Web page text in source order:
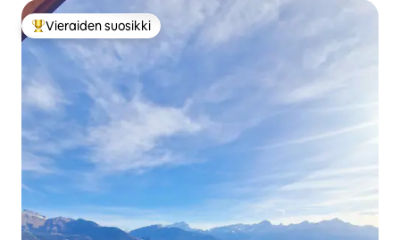
Vieraiden suosikkien parhaimmistoa
Vieraiden suosikki